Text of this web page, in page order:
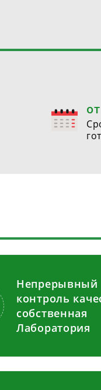
от
Непрерывный
контроль
собственная
Лаборатория